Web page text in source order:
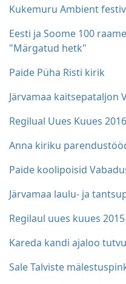
Kukemuru Ambient
Eesti ja Soome 100
"Märgatud hetk"
Paide Püha Risti kirik
Järvamaa kaitsepataljon
Regilual Uues Kuues 2016
Anna kiriku
Paide koolipoisid
Järvamaa laulu- ja
Regilaul uues kuues 2015
Kareda kandi ajaloo
Sale Talviste